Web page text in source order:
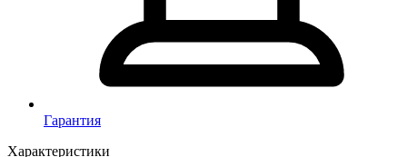
Гарантия
Характеристики